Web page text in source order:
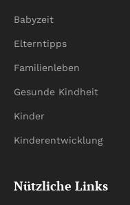
Babyzeit
Elterntipps
Familienleben
Gesunde Kindheit
Kinder
Kinderentwicklung
Nützliche Links